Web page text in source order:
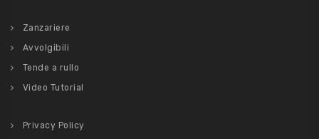
Zanzariere
Avvolgibili
Tende a rullo
Video Tutorial
Privacy Policy